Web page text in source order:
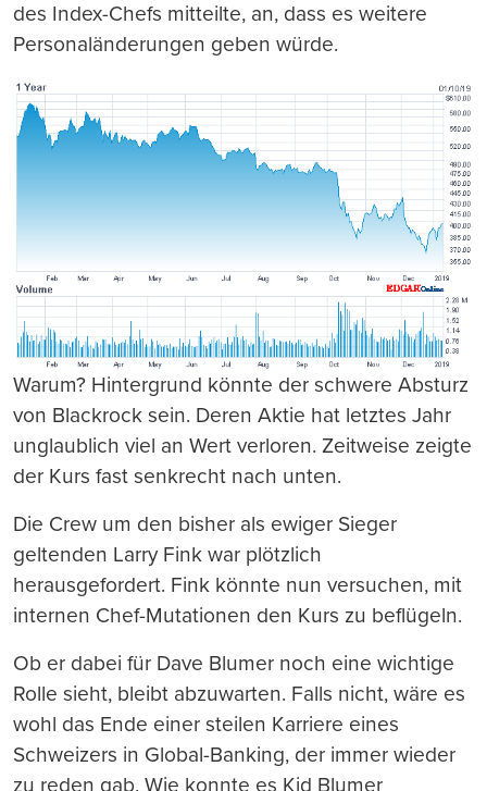
des Index-Chefs mitteilte, an, dass es weitere
Personaländerungen geben würde.
Warum? Hintergrund könnte der schwere Absturz
von Blackrock sein. Deren Aktie hat letztes Jahr
unglaublich viel an Wert verloren. Zeitweise zeigte
der Kurs fast senkrecht nach unten.
Die Crew um den bisher als ewiger Sieger
geltenden Larry Fink war plötzlich
herausgefordert. Fink könnte nun versuchen, mit
internen Chef-Mutationen den Kurs zu beflügeln.
Ob er dabei für Dave Blumer noch eine wichtige
Rolle sieht, bleibt abzuwarten. Falls nicht, wäre es
wohl das Ende einer steilen Karriere eines
Schweizers in Global-Banking, der immer wieder
zu reden gab. Wie konnte es Kid Blumer